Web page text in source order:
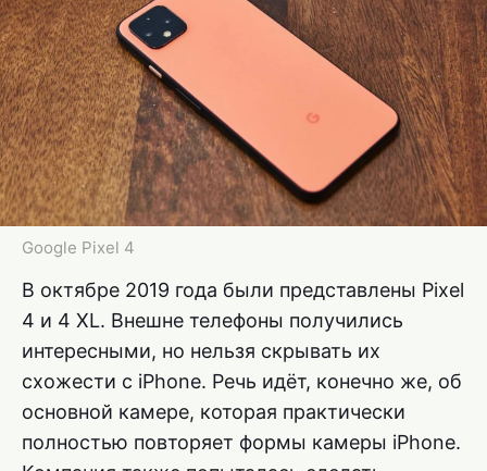
Google Pixel 4
В октябре 2019 года были представлены Pixel
4 и 4 XL. Внешне телефоны получились
интересными, но нельзя скрывать их
схожести с iPhone. Речь идёт, конечно же, об
основной камере, которая практически
полностью повторяет формы камеры iPhone.